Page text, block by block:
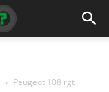
Peugeot 108 rgt